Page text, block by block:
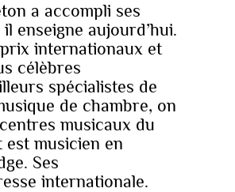
a accompli ses
enseigne aujourd’hui.
internationaux et
célèbres
spécialistes de
de chambre, on
musicaux du
musicien en
Ses
internationale.